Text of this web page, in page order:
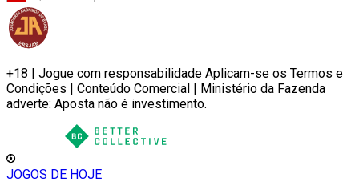
+18 | Jogue com responsabilidade Aplicam-se os Termos e
Condições | Conteúdo Comercial | Ministério da Fazenda
adverte: Aposta não é investimento.
JOGOS DE HOJE